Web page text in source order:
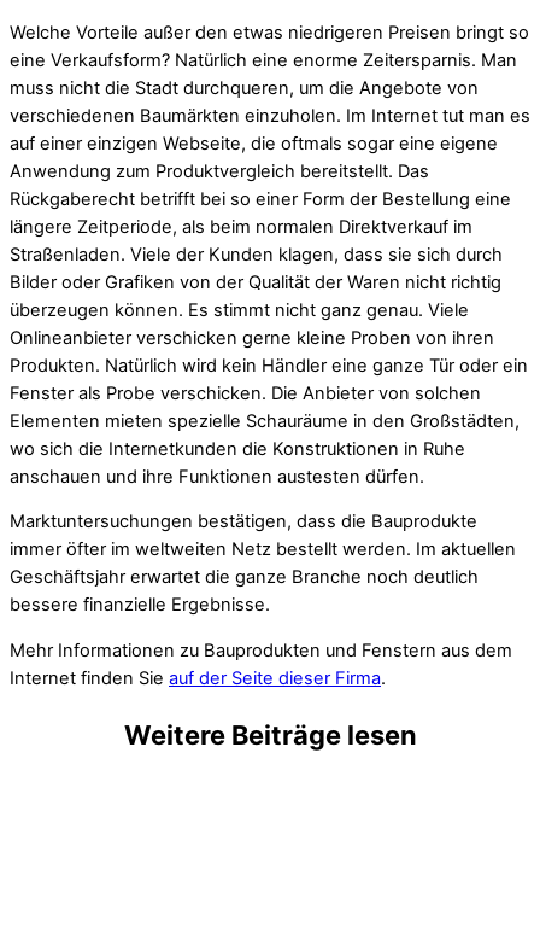
Welche Vorteile außer den etwas niedrigeren Preisen bringt so
eine Verkaufsform? Natürlich eine enorme Zeitersparnis. Man
muss nicht die Stadt durchqueren, um die Angebote von
verschiedenen Baumärkten einzuholen. Im Internet tut man es
auf einer einzigen Webseite, die oftmals sogar eine eigene
Anwendung zum Produktvergleich bereitstellt. Das
Rückgaberecht betrifft bei so einer Form der Bestellung eine
längere Zeitperiode, als beim normalen Direktverkauf im
Straßenladen. Viele der Kunden klagen, dass sie sich durch
Bilder oder Grafiken von der Qualität der Waren nicht richtig
überzeugen können. Es stimmt nicht ganz genau. Viele
Onlineanbieter verschicken gerne kleine Proben von ihren
Produkten. Natürlich wird kein Händler eine ganze Tür oder ein
Fenster als Probe verschicken. Die Anbieter von solchen
Elementen mieten spezielle Schauräume in den Großstädten,
wo sich die Internetkunden die Konstruktionen in Ruhe
anschauen und ihre Funktionen austesten dürfen.
Marktuntersuchungen bestätigen, dass die Bauprodukte
immer öfter im weltweiten Netz bestellt werden. Im aktuellen
Geschäftsjahr erwartet die ganze Branche noch deutlich
bessere finanzielle Ergebnisse.
Mehr Informationen zu Bauprodukten und Fenstern aus dem
Internet finden Sie auf der Seite dieser Firma.
Weitere Beiträge lesen